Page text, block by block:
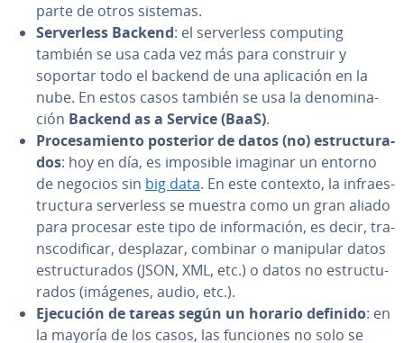
parte de otros sistemas.
Se­r­ve­r­le­ss Backend: el se­r­ve­r­le­ss computing
también se usa cada vez más para construir y
soportar todo el backend de una apli­ca­ción en la
nube. En estos casos también se usa la de­no­mi­na­
ción Backend as a Service (BaaS).
Pro­ce­sa­mie­n­to posterior de datos (no) es­tru­c­tu­ra­
dos: hoy en día, es imposible imaginar un entorno
de negocios sin big data. En este contexto, la in­frae­s­
tru­c­tu­ra se­r­ve­r­le­ss se muestra como un gran aliado
para procesar este tipo de in­fo­r­ma­ción, es decir, tra­
n­s­co­di­fi­car, desplazar, combinar o manipular datos
es­tru­c­tu­ra­dos (JSON, XML, etc.) o datos no es­tru­c­tu­
ra­dos (imágenes, audio, etc.).
Ejecución de tareas según un horario definido: en
la mayoría de los casos, las funciones no solo se